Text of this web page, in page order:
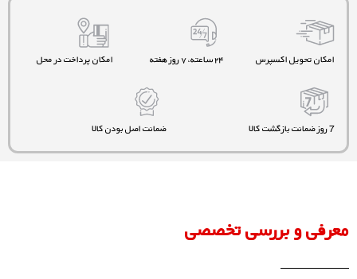
امکان تحویل اکسپرس ۲۴ ساعته، ۷ روز هفته امکان پرداخت در محل
7 روز ضمانت بازگشت کالا ضمانت اصل بودن کالا
معرفی و بررسی تخصصی